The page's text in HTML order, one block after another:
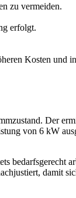
zu vermeiden.
erfolgt.
Kosten und
Der
von 6 kW
damit